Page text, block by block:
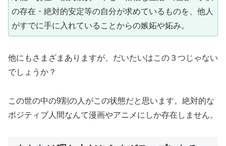
の存在・絶対的安定等の自分が求めているものを、他人
がすでに手に入れていることからの嫉妬や妬み。
他にもさまざまありますが、だいたいはこの３つじゃない
でしょうか？
この世の中の9割の人がこの状態だと思います。絶対的な
ポジティブ人間なんて漫画やアニメにしか存在しません。